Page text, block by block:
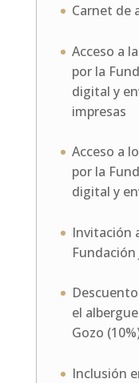
Carnet de
Acceso a
por la
digital y
impresas
Acceso a
por la
digital y
Invitación
Fundación
el
Gozo
Inclusión